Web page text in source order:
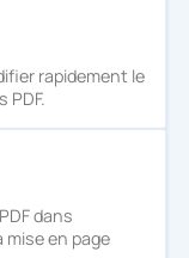
rapidement le
PDF.
dans
en page